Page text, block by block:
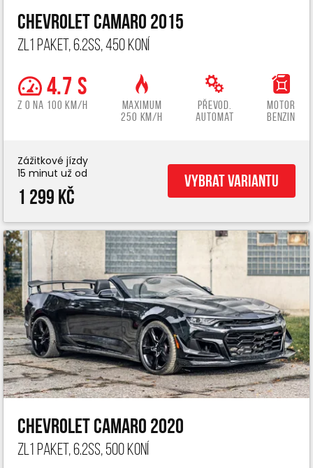
Chevrolet Camaro 2015
ZL1 paket, 6.2ss, 450 koní
4.7 s
z 0 na 100 km/h
Maximum
250 km/h
Převod.
automat
Motor
benzin
Zážitkové jízdy
15 minut už od
1 299 Kč
Vybrat variantu
Chevrolet Camaro 2020
ZL1 paket, 6.2ss, 500 koní